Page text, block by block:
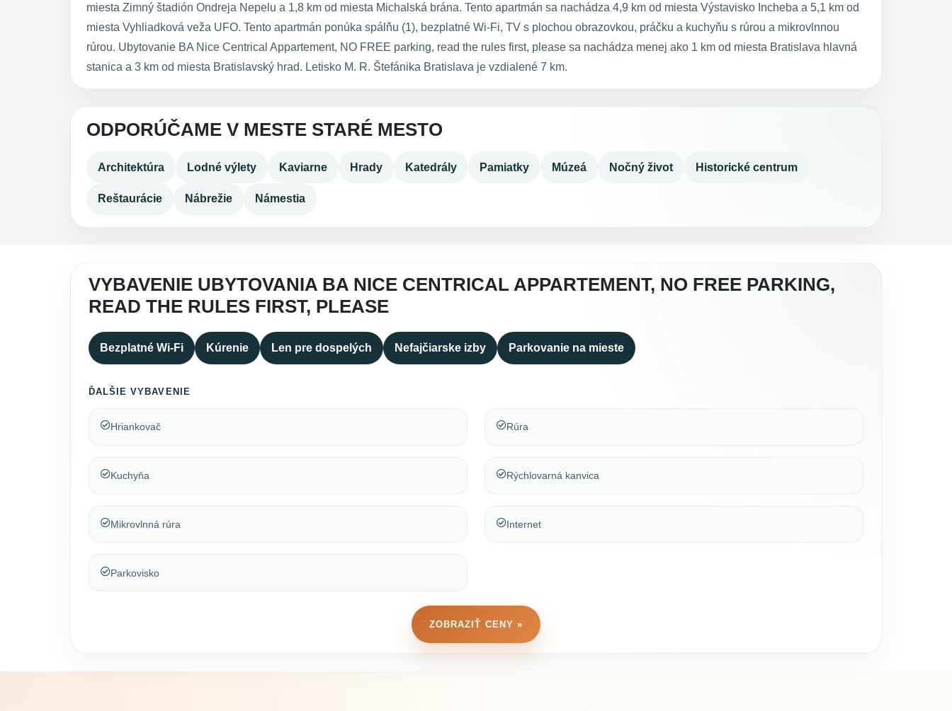
miesta Zimný štadión Ondreja Nepelu a 1,8 km od miesta Michalská brána. Tento apartmán sa nachádza 4,9 km od miesta Výstavisko Incheba a 5,1 km od
miesta Vyhliadková veža UFO. Tento apartmán ponúka spálňu (1), bezplatné Wi-Fi, TV s plochou obrazovkou, práčku a kuchyňu s rúrou a mikrovlnnou
rúrou. Ubytovanie BA Nice Centrical Appartement, NO FREE parking, read the rules first, please sa nachádza menej ako 1 km od miesta Bratislava hlavná
stanica a 3 km od miesta Bratislavský hrad. Letisko M. R. Štefánika Bratislava je vzdialené 7 km.
ODPORÚČAME V MESTE STARÉ MESTO
Architektúra Lodné výlety Kaviarne Hrady Katedrály Pamiatky Múzeá Nočný život Historické centrum
Reštaurácie Nábrežie Námestia
VYBAVENIE UBYTOVANIA BA NICE CENTRICAL APPARTEMENT, NO FREE PARKING,
READ THE RULES FIRST, PLEASE
Bezplatné Wi-Fi Kúrenie Len pre dospelých Nefajčiarske izby Parkovanie na mieste
ĎALŠIE VYBAVENIE
Hriankovač
Kuchyňa
Mikrovlnná rúra
Parkovisko
Rúra
Rýchlovarná kanvica
Internet
ZOBRAZIŤ CENY »